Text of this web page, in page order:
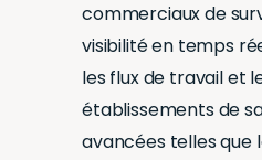
commerciaux de
visibilité en temps
les flux de travail et
établissements de
avancées telles que